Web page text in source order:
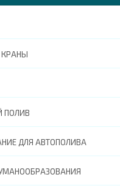
ПОЛИВ
ДЛЯ АВТОПОЛИВА